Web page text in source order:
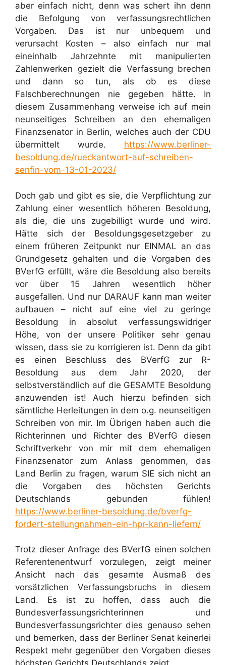
aber einfach nicht, denn was schert ihn denn
die Befolgung von verfassungsrechtlichen
Vorgaben. Das ist nur unbequem und
verursacht Kosten – also einfach nur mal
eineinhalb Jahrzehnte mit manipulierten
Zahlenwerken gezielt die Verfassung brechen
und dann so tun, als ob es diese
Falschberechnungen nie gegeben hätte. In
diesem Zusammenhang verweise ich auf mein
neunseitiges Schreiben an den ehemaligen
Finanzsenator in Berlin, welches auch der CDU
übermittelt wurde. https://www.berliner-
besoldung.de/rueckantwort-auf-schreiben-
senfin-vom-13-01-2023/
Doch gab und gibt es sie, die Verpflichtung zur
Zahlung einer wesentlich höheren Besoldung,
als die, die uns zugebilligt wurde und wird.
Hätte sich der Besoldungsgesetzgeber zu
einem früheren Zeitpunkt nur EINMAL an das
Grundgesetz gehalten und die Vorgaben des
BVerfG erfüllt, wäre die Besoldung also bereits
vor über 15 Jahren wesentlich höher
ausgefallen. Und nur DARAUF kann man weiter
aufbauen – nicht auf eine viel zu geringe
Besoldung in absolut verfassungswidriger
Höhe, von der unsere Politiker sehr genau
wissen, dass sie zu korrigieren ist. Denn da gibt
es einen Beschluss des BVerfG zur R-
Besoldung aus dem Jahr 2020, der
selbstverständlich auf die GESAMTE Besoldung
anzuwenden ist! Auch hierzu befinden sich
sämtliche Herleitungen in dem o.g. neunseitigen
Schreiben von mir. Im Übrigen haben auch die
Richterinnen und Richter des BVerfG diesen
Schriftverkehr von mir mit dem ehemaligen
Finanzsenator zum Anlass genommen, das
Land Berlin zu fragen, warum SIE sich nicht an
die Vorgaben des höchsten Gerichts
Deutschlands gebunden fühlen!
https://www.berliner-besoldung.de/bverfg-
fordert-stellungnahmen-ein-hpr-kann-liefern/
Trotz dieser Anfrage des BVerfG einen solchen
Referentenentwurf vorzulegen, zeigt meiner
Ansicht nach das gesamte Ausmaß des
vorsätzlichen Verfassungsbruchs in diesem
Land. Es ist zu hoffen, dass auch die
Bundesverfassungsrichterinnen und
Bundesverfassungsrichter dies genauso sehen
und bemerken, dass der Berliner Senat keinerlei
Respekt mehr gegenüber den Vorgaben dieses
höchsten Gerichts Deutschlands zeigt.